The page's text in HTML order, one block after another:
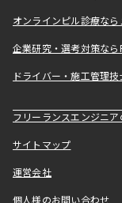
オンラインピル診療なら
企業研究・選考対策な
ドライバー・施工管理
フリーランスエンジニ
サイトマップ
運営会社
個人様のお問い合わせ